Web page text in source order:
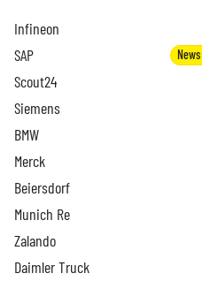
Infineon
SAP News
Scout24
Siemens
BMW
Merck
Beiersdorf
Munich Re
Zalando
Daimler Truck